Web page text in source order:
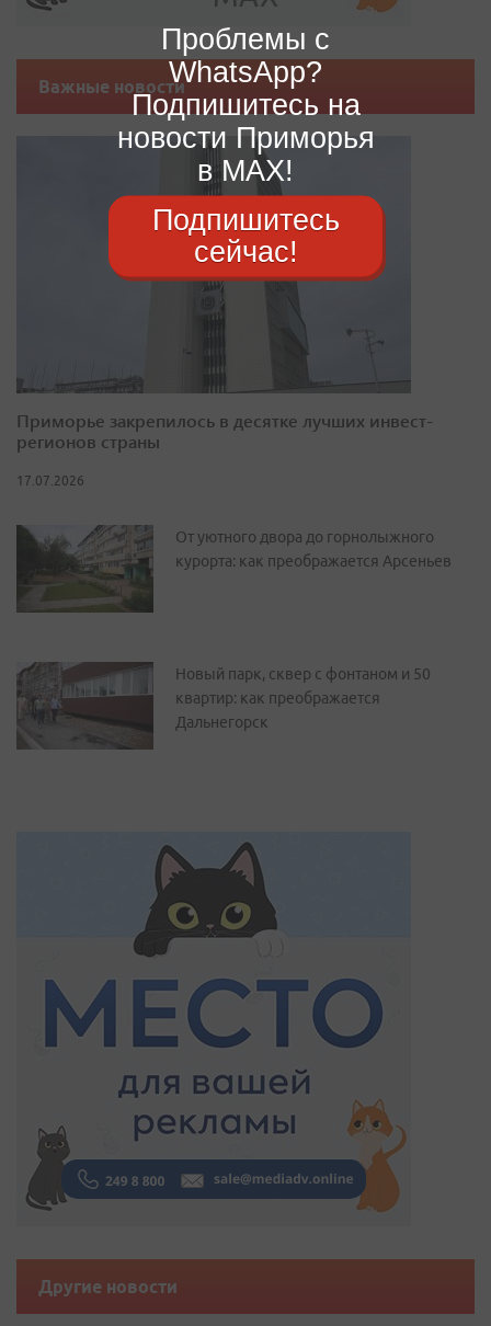
Важные новости
Приморье закрепилось в десятке лучших инвест-
регионов страны
17.07.2026
От уютного двора до горнолыжного
курорта: как преображается Арсеньев
Новый парк, сквер с фонтаном и 50
квартир: как преображается
Дальнегорск
Другие новости
Проблемы с
WhatsApp?
Подпишитесь на
новости Приморья
в MAX!
Подпишитесь
сейчас!